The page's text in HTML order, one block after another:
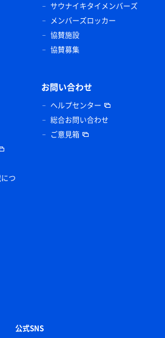
サウナイキタイメンバーズ
メンバーズロッカー
協賛施設
協賛募集
つ
お問い合わせ
ヘルプセンター
総合お問い合わせ
ご意見箱
公式SNS